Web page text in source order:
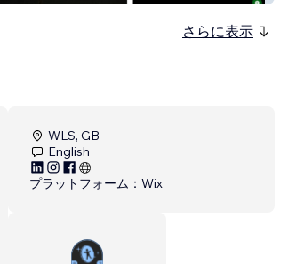
さらに表示
WLS, GB
English
プラットフォーム： Wix